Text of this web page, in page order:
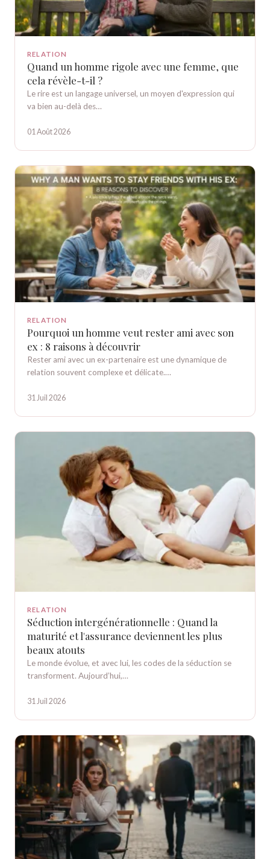
RELATION
Quand un homme rigole avec une femme, que
cela révèle-t-il ?
Le rire est un langage universel, un moyen d'expression qui
va bien au-delà des…
01 Août 2026
RELATION
Pourquoi un homme veut rester ami avec son
ex : 8 raisons à découvrir
Rester ami avec un ex-partenaire est une dynamique de
relation souvent complexe et délicate.…
31 Juil 2026
RELATION
Séduction intergénérationnelle : Quand la
maturité et l'assurance deviennent les plus
beaux atouts
Le monde évolue, et avec lui, les codes de la séduction se
transforment. Aujourd’hui,…
31 Juil 2026